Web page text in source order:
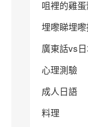
咀裡的雞
埋嚟睇埋
廣東話vs
心理測驗
成人日語
料理